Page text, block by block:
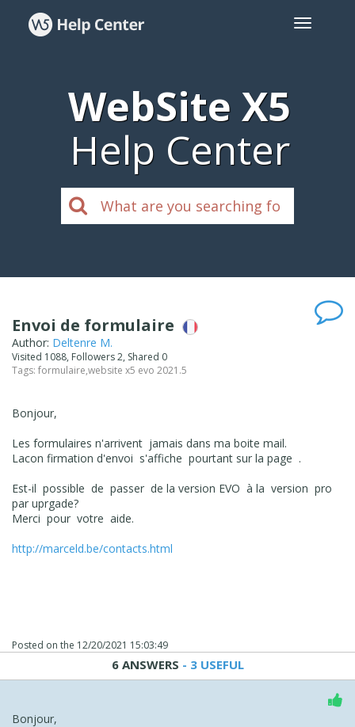
WebSite X5
Help Center
Envoi de formulaire
Author: Deltenre M.
Visited 1088, Followers 2, Shared 0
Tags: formulaire,website x5 evo 2021.5
Bonjour,
Les formulaires n'arrivent jamais dans ma boite mail.
Lacon firmation d'envoi s'affiche pourtant sur la page .
Est-il possible de passer de la version EVO à la version pro
par uprgade?
Merci pour votre aide.
http://marceld.be/contacts.html
Posted on the 12/20/2021 15:03:49
6 ANSWERS - 3 USEFUL
Bonjour,